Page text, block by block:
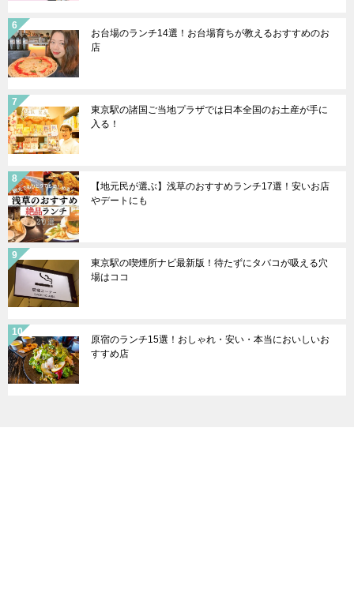
お台場のランチ14選！お台場育ちが教えるおすすめのお
店
東京駅の諸国ご当地プラザでは日本全国のお土産が手に
入る！
【地元民が選ぶ】浅草のおすすめランチ17選！安いお店
やデートにも
東京駅の喫煙所ナビ最新版！待たずにタバコが吸える穴
場はココ
原宿のランチ15選！おしゃれ・安い・本当においしいお
すすめ店